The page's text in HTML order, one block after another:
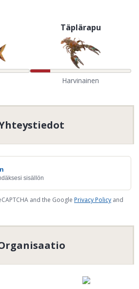
Täplärapu
Harvinainen
sisällön
and the Google Privacy Policy and